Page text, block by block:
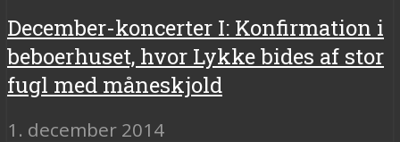
December-koncerter I: Konfirmation i
beboerhuset, hvor Lykke bides af stor
fugl med måneskjold
1. december 2014